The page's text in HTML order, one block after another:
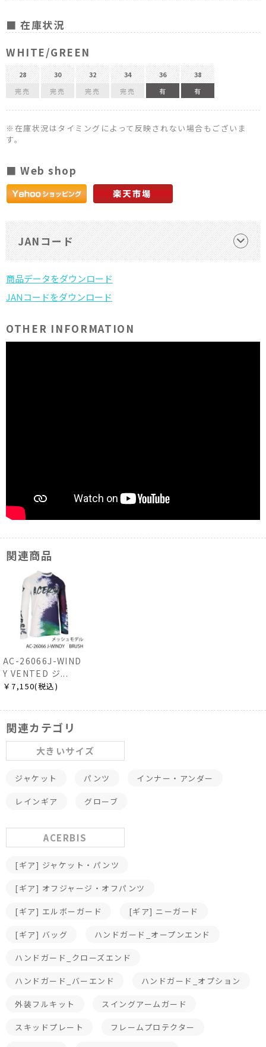
■ 在庫状況
WHITE/GREEN
28
完売
30
完売
32
完売
34
完売
36
有
38
有
※在庫状況はタイミングによって反映されない場合もございま
す。
■ Web shop
JANコード
OTHER INFORMATION
関連商品
AC-26066J-WIND
Y VENTED ジ...
￥7,150(税込)
関連カテゴリ
大きいサイズ
ジャケット パンツ インナー・アンダー
レインギア グローブ
ACERBIS
[ギア] ジャケット・パンツ
[ギア] オフジャージ・オフパンツ
[ギア] エルボーガード [ギア] ニーガード
[ギア] バッグ ハンドガード_オープンエンド
ハンドガード_クローズエンド
ハンドガード_バーエンド ハンドガード_オプション
外装フルキット スイングアームガード
スキッドプレート フレームプロテクター